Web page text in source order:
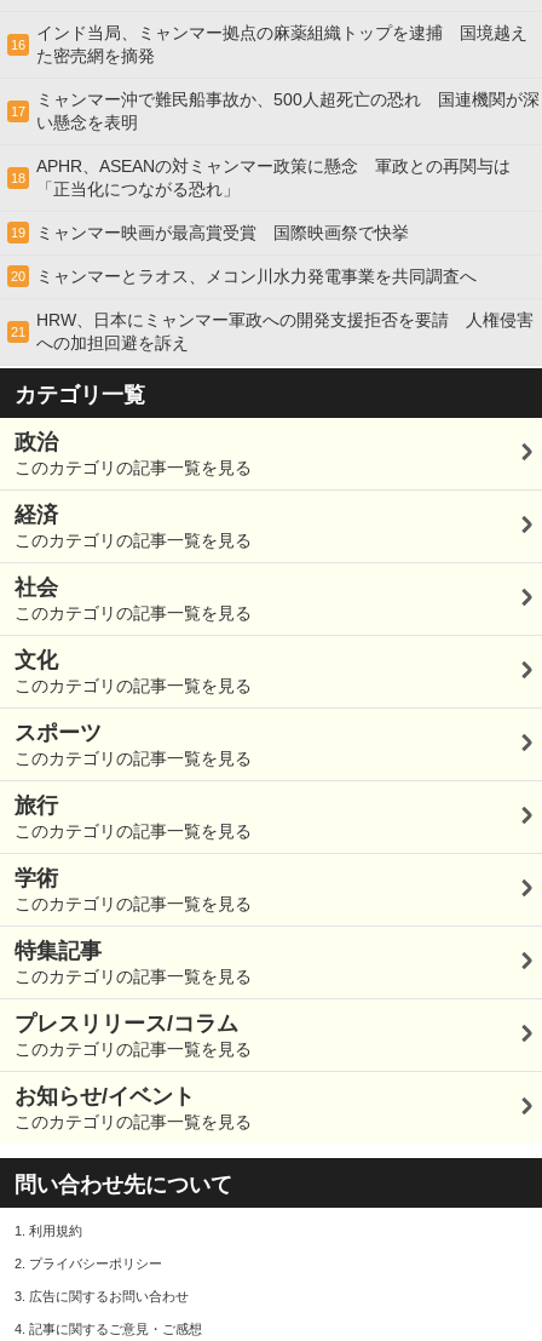
16
インド当局、ミャンマー拠点の麻薬組織トップを逮捕 国境越え
た密売網を摘発
17
ミャンマー沖で難民船事故か、500人超死亡の恐れ 国連機関が深
い懸念を表明
18
APHR、ASEANの対ミャンマー政策に懸念 軍政との再関与は
「正当化につながる恐れ」
19 ミャンマー映画が最高賞受賞 国際映画祭で快挙
20 ミャンマーとラオス、メコン川水力発電事業を共同調査へ
21
HRW、日本にミャンマー軍政への開発支援拒否を要請 人権侵害
への加担回避を訴え
カテゴリ一覧
政治
このカテゴリの記事一覧を見る
経済
このカテゴリの記事一覧を見る
社会
このカテゴリの記事一覧を見る
文化
このカテゴリの記事一覧を見る
スポーツ
このカテゴリの記事一覧を見る
旅行
このカテゴリの記事一覧を見る
学術
このカテゴリの記事一覧を見る
特集記事
このカテゴリの記事一覧を見る
プレスリリース/コラム
このカテゴリの記事一覧を見る
お知らせ/イベント
このカテゴリの記事一覧を見る
問い合わせ先について
1. 利用規約
2. プライバシーポリシー
3. 広告に関するお問い合わせ
4. 記事に関するご意見・ご感想